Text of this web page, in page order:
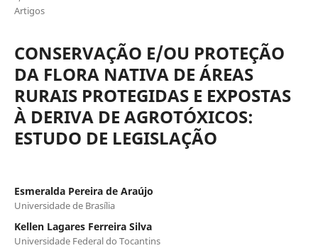
Artigos
CONSERVAÇÃO E/OU PROTEÇÃO
DA FLORA NATIVA DE ÁREAS
RURAIS PROTEGIDAS E EXPOSTAS
À DERIVA DE AGROTÓXICOS:
ESTUDO DE LEGISLAÇÃO
Esmeralda Pereira de Araújo
Universidade de Brasília
Kellen Lagares Ferreira Silva
Universidade Federal do Tocantins